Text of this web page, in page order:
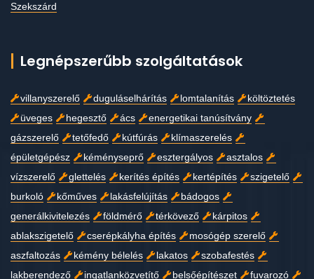
Szekszárd
Legnépszerűbb szolgáltatások
villanyszerelő duguláselhárítás lomtalanítás
költöztetés
üveges
hegesztő ács
energetikai tanúsítvány
gázszerelő
tetőfedő kútfúrás
klímaszerelés
épületgépész
kéményseprő esztergályos
asztalos
vízszerelő
glettelés kerítés építés kertépítés
szigetelő
burkoló
kőműves lakásfelújítás
bádogos
generálkivitelezés
földmérő térkövező
kárpitos
ablakszigetelő
cserépkályha építés
mosógép szerelő
aszfaltozás
kémény bélelés lakatos
szobafestés
lakberendező
ingatlanközvetítő belsőépítészet fuvarozó